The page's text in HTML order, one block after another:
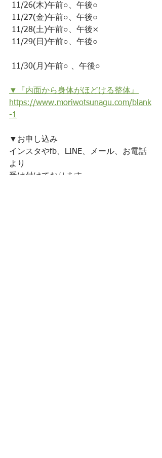
11/26(木)午前○、午後○﻿
11/27(金)午前○、午後○﻿
11/28(土)午前○、午後×﻿
11/29(日)午前○、午後○﻿
11/30(月)午前○ 、午後○﻿
▼『内面から身体がほどける整体』﻿
https://www.moriwotsunagu.com/blank
-1﻿
▼お申し込み﻿
インスタやfb、LINE、メール、お電話
より﻿
受け付けております。﻿